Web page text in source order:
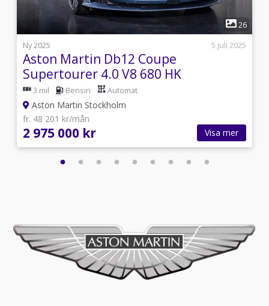
1
26
Ny 2025
5 juli 2025
Aston Martin Db12 Coupe
Supertourer 4.0 V8 680 HK
3 mil Bensin Automat
Aston Martin Stockholm
fr. 48 201 kr/mån
2 975 000 kr Visa mer